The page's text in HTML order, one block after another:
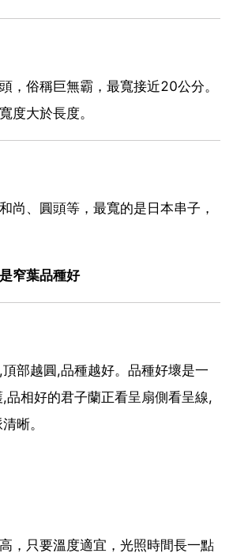
，俗稱巨無霸，最寬接近20公分。
度大於長度。
尚、圓頭等，最寬的是日本串子，
窄葉品種好
部越圓,品種越好。品種好壞是一
品相好的君子蘭正看呈扇側看呈線,
晰。
，只要溫度適宜，光照時間長一點